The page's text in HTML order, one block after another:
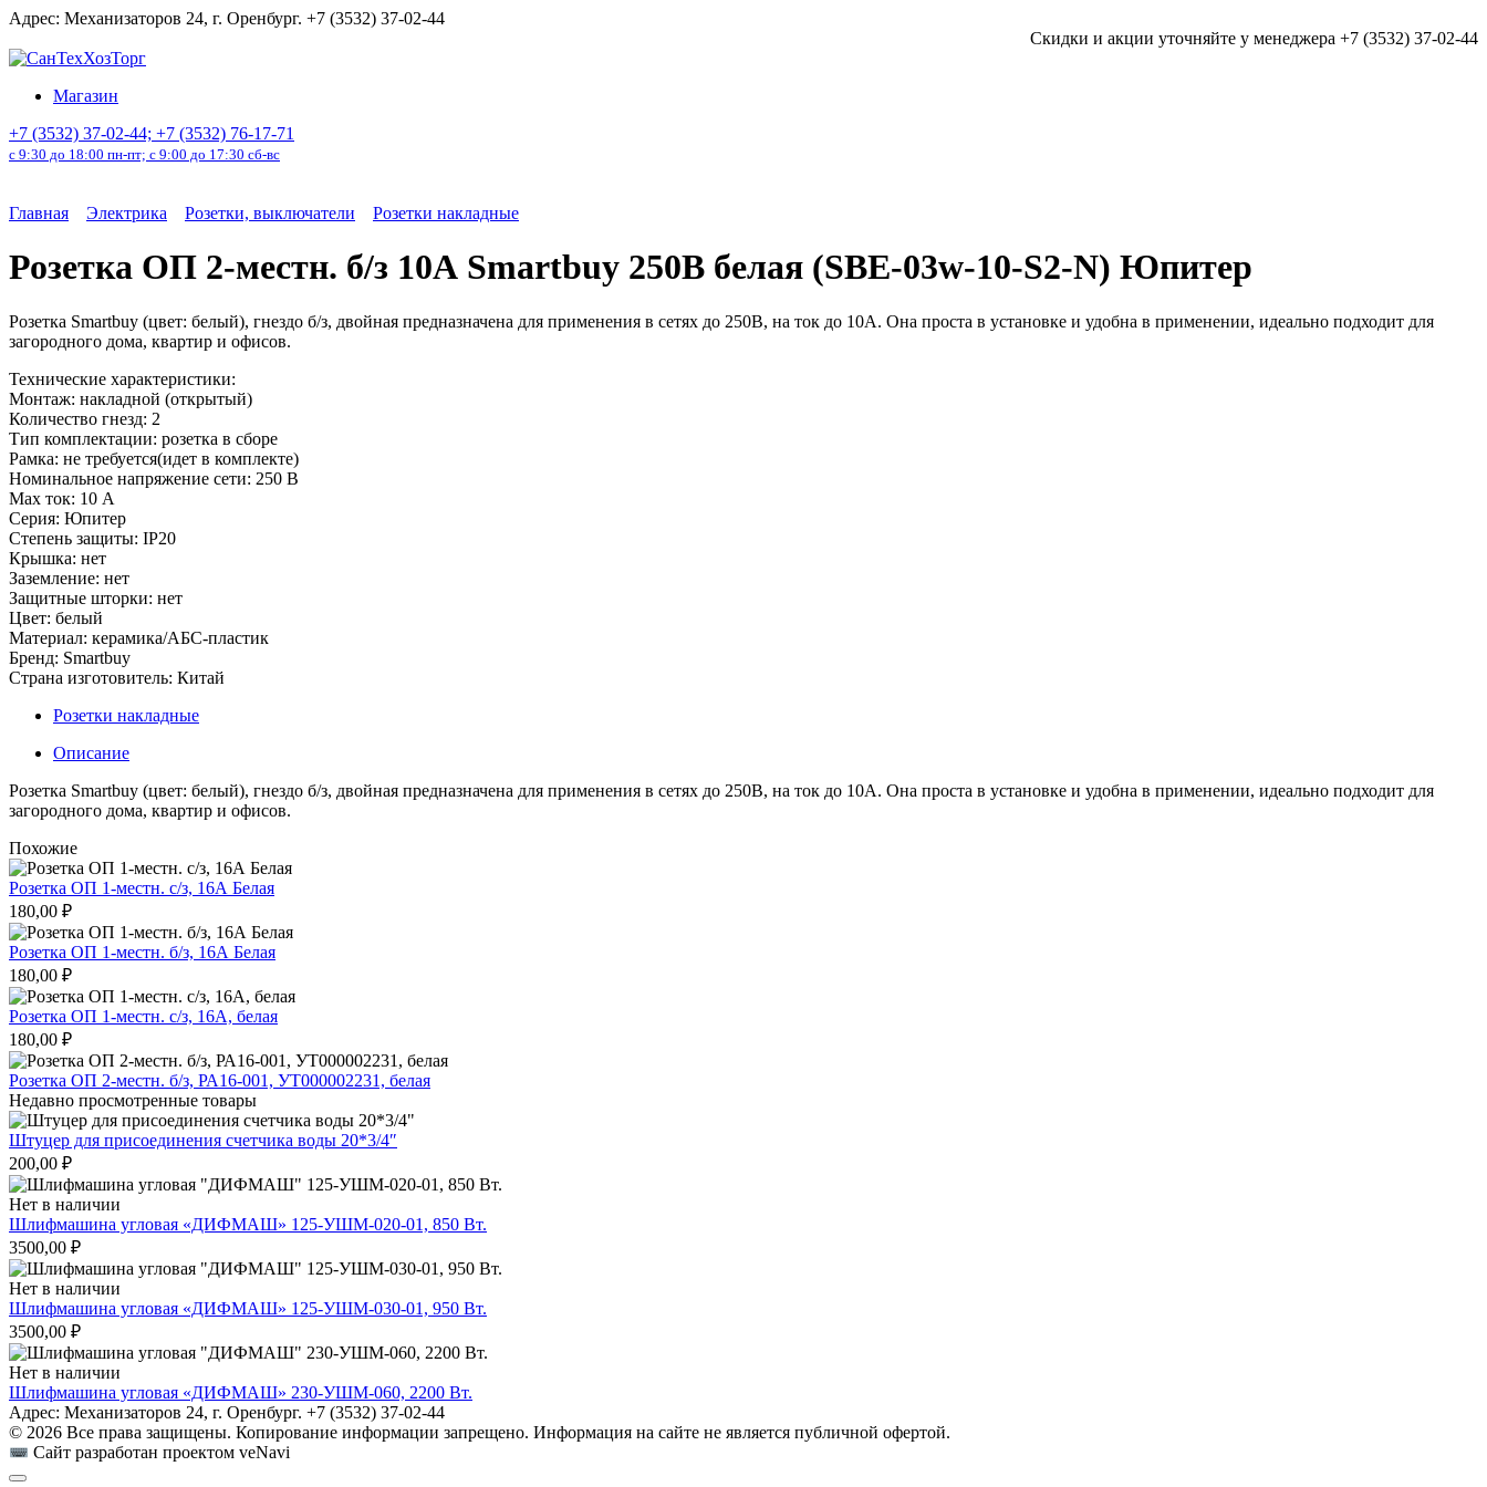
Перейти
содержанию
Адрес: Механизаторов 24, г. Оренбург. +7 (3532) 37-02-44
Скидки и акции уточняйте у менеджера +7 (3532) 37-02-44
Магазин
+7 (3532) 37-02-44; +7 (3532) 76-17-71
с 9:30 до 18:00 пн-пт; с 9:00 до 17:30 сб-вс
Главная Электрика Розетки, выключатели Розетки накладные
Розетка ОП 2-местн. б/з 10А Smartbuy 250В белая (SBE-03w-10-S2-N) Юпитер
Розетка Smartbuy (цвет: белый), гнездо б/з, двойная предназначена для применения в сетях до 250В, на ток до 10А. Она проста в установке и удобна в применении, идеально подходит для
загородного дома, квартир и офисов.
Технические характеристики:
Монтаж: накладной (открытый)
Количество гнезд: 2
Тип комплектации: розетка в сборе
Рамка: не требуется(идет в комплекте)
Номинальное напряжение сети: 250 В
Max ток: 10 А
Серия: Юпитер
Степень защиты: IP20
Крышка: нет
Заземление: нет
Защитные шторки: нет
Цвет: белый
Материал: керамика/АБС-пластик
Бренд: Smartbuy
Страна изготовитель: Китай
Розетки накладные
Описание
Розетка Smartbuy (цвет: белый), гнездо б/з, двойная предназначена для применения в сетях до 250В, на ток до 10А. Она проста в установке и удобна в применении, идеально подходит для
загородного дома, квартир и офисов.
Похожие
Розетка ОП 1-местн. с/з, 16А Белая
180,00 ₽
Розетка ОП 1-местн. б/з, 16А Белая
180,00 ₽
Розетка ОП 1-местн. с/з, 16А, белая
180,00 ₽
Розетка ОП 2-местн. б/з, РА16-001, УТ000002231, белая
Недавно просмотренные товары
Штуцер для присоединения счетчика воды 20*3/4″
200,00 ₽
Нет в наличии
Шлифмашина угловая «ДИФМАШ» 125-УШМ-020-01, 850 Вт.
3500,00 ₽
Нет в наличии
Шлифмашина угловая «ДИФМАШ» 125-УШМ-030-01, 950 Вт.
3500,00 ₽
Нет в наличии
Шлифмашина угловая «ДИФМАШ» 230-УШМ-060, 2200 Вт.
Адрес: Механизаторов 24, г. Оренбург. +7 (3532) 37-02-44
© 2026 Все права защищены. Копирование информации запрещено. Информация на сайте не является публичной офертой.
Сайт разработан проектом veNavi